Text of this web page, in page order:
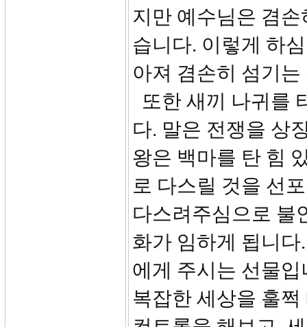
지만 예수님은 겸
습니다. 이렇게 하
아져 겸손히 섬기
또한 새끼 나귀를
다. 말은 전쟁을 상
왕은 백마를 탄 힘
로 다스릴 것을 선
다스려주심으로 불
화가 임하게 됩니
에게 주시는 선물
복잡한 세상을 훌